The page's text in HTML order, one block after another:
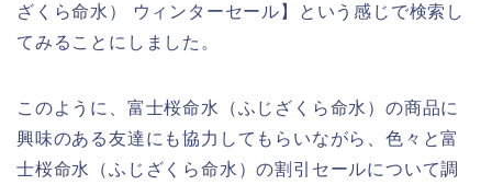
ざくら命水） ウィンターセール】という感じで検索し
てみることにしました。
このように、富士桜命水（ふじざくら命水）の商品に
興味のある友達にも協力してもらいながら、色々と富
士桜命水（ふじざくら命水）の割引セールについて調